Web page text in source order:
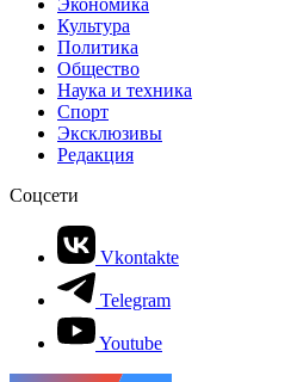
Экономика
Культура
Политика
Общество
Наука и техника
Спорт
Эксклюзивы
Редакция
Соцсети
Vkontakte
Telegram
Youtube